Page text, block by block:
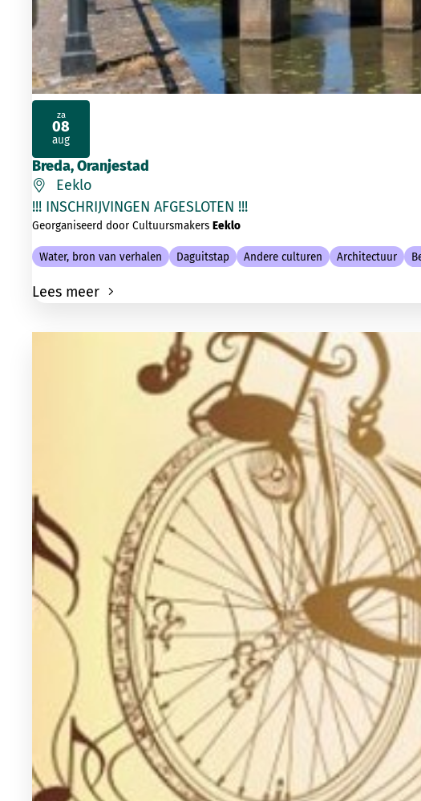
Breda, Oranjestad
Eeklo
!!! INSCHRIJVINGEN AFGESLOTEN !!!
Georganiseerd door Cultuursmakers Eeklo
Water, bron van verhalen Daguitstap Andere culturen Architectuur
Lees meer
za
08
aug
2026